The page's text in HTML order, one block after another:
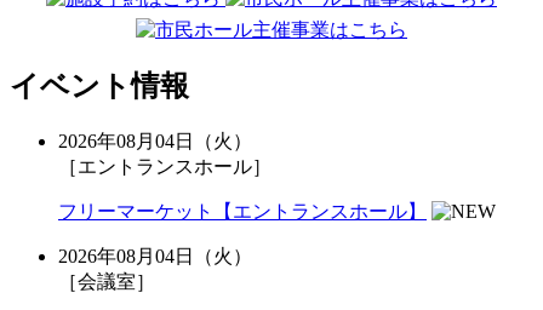
イベント情報
2026年08月04日（火）
［エントランスホール］
フリーマーケット【エントランスホール】
2026年08月04日（火）
［会議室］